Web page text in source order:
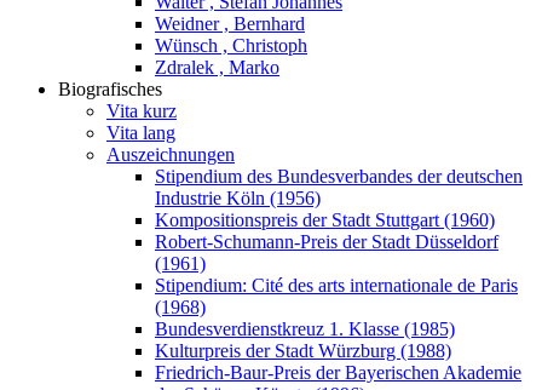
Weidner , Bernhard
Wünsch , Christoph
Zdralek , Marko
Biografisches
Vita kurz
Vita lang
Auszeichnungen
Stipendium des Bundesverbandes der deutschen
Industrie Köln (1956)
Kompositionspreis der Stadt Stuttgart (1960)
Robert-Schumann-Preis der Stadt Düsseldorf
(1961)
Stipendium: Cité des arts internationale de Paris
(1968)
Bundesverdienstkreuz 1. Klasse (1985)
Kulturpreis der Stadt Würzburg (1988)
Friedrich-Baur-Preis der Bayerischen Akademie